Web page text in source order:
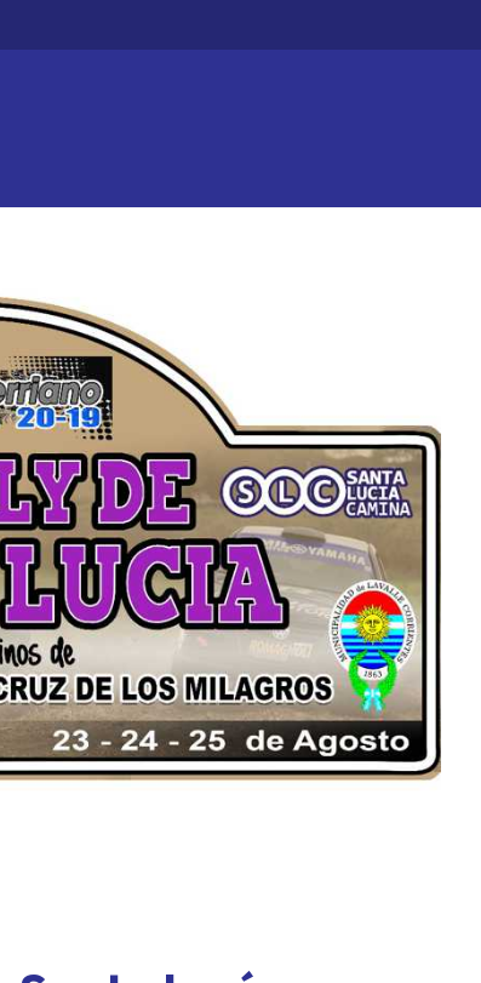
ASME al límite: Paraná, formato
exprés y un domingo a todo o nada